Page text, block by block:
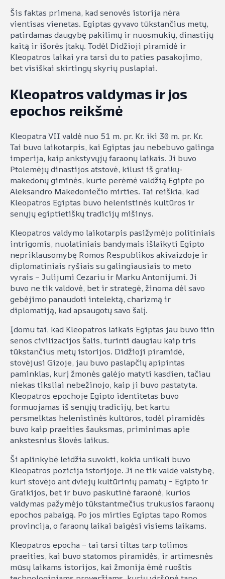
Šis faktas primena, kad senovės istorija nėra
vientisas vienetas. Egiptas gyvavo tūkstančius metų,
patirdamas daugybę pakilimų ir nuosmukių, dinastijų
kaitą ir išorės įtakų. Todėl Didžioji piramidė ir
Kleopatros laikai yra tarsi du to paties pasakojimo,
bet visiškai skirtingų skyrių puslapiai.
Kleopatros valdymas ir jos
epochos reikšmė
Kleopatra VII valdė nuo 51 m. pr. Kr. iki 30 m. pr. Kr.
Tai buvo laikotarpis, kai Egiptas jau nebebuvo galinga
imperija, kaip ankstyvųjų faraonų laikais. Ji buvo
Ptolemėjų dinastijos atstovė, kilusi iš graikų-
makedonų giminės, kurie perėmė valdžią Egipte po
Aleksandro Makedoniečio mirties. Tai reiškia, kad
Kleopatros Egiptas buvo helenistinės kultūros ir
senųjų egiptietiškų tradicijų mišinys.
Kleopatros valdymo laikotarpis pasižymėjo politiniais
intrigomis, nuolatiniais bandymais išlaikyti Egipto
nepriklausomybę Romos Respublikos akivaizdoje ir
diplomatiniais ryšiais su galingiausiais to meto
vyrais – Julijumi Cezariu ir Marku Antonijumi. Ji
buvo ne tik valdovė, bet ir strategė, žinoma dėl savo
gebėjimo panaudoti intelektą, charizmą ir
diplomatiją, kad apsaugotų savo šalį.
Įdomu tai, kad Kleopatros laikais Egiptas jau buvo itin
senos civilizacijos šalis, turinti daugiau kaip tris
tūkstančius metų istorijos. Didžioji piramidė,
stovėjusi Gizoje, jau buvo paslapčių apipintas
paminklas, kurį žmonės galėjo matyti kasdien, tačiau
niekas tiksliai nebežinojo, kaip ji buvo pastatyta.
Kleopatros epochoje Egipto identitetas buvo
formuojamas iš senųjų tradicijų, bet kartu
persmelktas helenistinės kultūros, todėl piramidės
buvo kaip praeities šauksmas, priminimas apie
ankstesnius šlovės laikus.
Ši aplinkybė leidžia suvokti, kokia unikali buvo
Kleopatros pozicija istorijoje. Ji ne tik valdė valstybę,
kuri stovėjo ant dviejų kultūrinių pamatų – Egipto ir
Graikijos, bet ir buvo paskutinė faraonė, kurios
valdymas pažymėjo tūkstantmečius trukusios faraonų
epochos pabaigą. Po jos mirties Egiptas tapo Romos
provincija, o faraonų laikai baigėsi visiems laikams.
Kleopatros epocha – tai tarsi tiltas tarp tolimos
praeities, kai buvo statomos piramidės, ir artimesnės
mūsų laikams istorijos, kai žmonija ėmė ruoštis